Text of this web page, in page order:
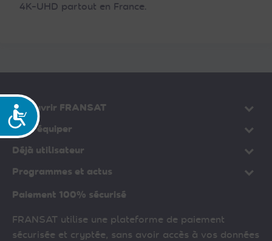
Accessibilité
4K-UHD partout en France.
Découvrir FRANSAT
Vous équiper
Déjà utilisateur
Programmes et actus
Paiement 100% sécurisé
FRANSAT utilise une plateforme de paiement
sécurisée et cryptée, sans avoir accès à vos données